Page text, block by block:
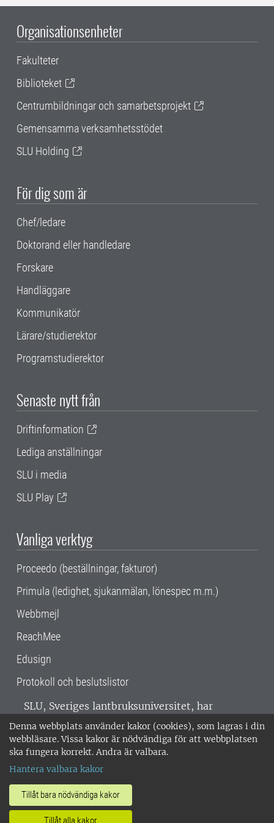
Denna webbplats använder kakor (cookies), som lagras i din
webbläsare. Vissa kakor är nödvändiga för att webbplatsen
ska fungera korrekt. Andra är valbara.
Hantera valbara kakor
Tillåt bara nödvändiga kakor
Tillåt alla kakor
Organisationsenheter
Fakulteter
Biblioteket
Centrumbildningar och samarbetsprojekt
Gemensamma verksamhetsstödet
SLU Holding
För dig som är
Chef/ledare
Doktorand eller handledare
Forskare
Handläggare
Kommunikatör
Lärare/studierektor
Programstudierektor
Senaste nytt från
Driftinformation
Lediga anställningar
SLU i media
SLU Play
Vanliga verktyg
Proceedo (beställningar, fakturor)
Primula (ledighet, sjukanmälan, lönespec m.m.)
Webbmejl
ReachMee
Edusign
Protokoll och beslutslistor
SLU, Sveriges lantbruksuniversitet, har
verksamhet över hela Sverige. Huvudorter är
Alnarp, Uppsala och Umeå.SLU är
miljöcertifierat enligt ISO 14001. •
018-67 10 00 • Org nr: 202100-2817 •
Om SLU:s webbplatser
•Hantera kakor•Behandling av